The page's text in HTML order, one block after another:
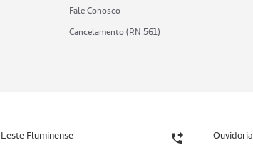
Fale Conosco
Cancelamento (RN 561)
Fluminense Ouvidoria